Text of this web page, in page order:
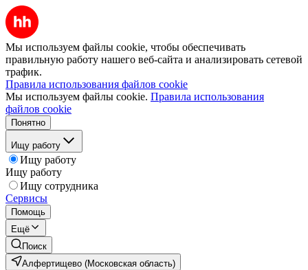
Мы используем файлы cookie, чтобы обеспечивать
правильную работу нашего веб-сайта и анализировать сетевой
трафик.
Правила использования файлов cookie
Мы используем файлы cookie. Правила использования
файлов cookie
Понятно
Ищу работу
Ищу работу
Ищу работу
Ищу сотрудника
Сервисы
Помощь
Ещё
Поиск
Алфертищево (Московская область)